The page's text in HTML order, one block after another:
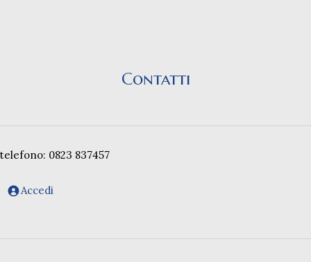
Contatti
telefono: 0823 837457
Accedi